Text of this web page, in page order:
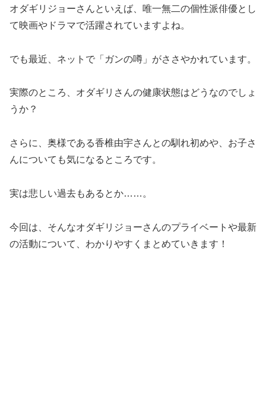
オダギリジョーさんといえば、唯一無二の個性派俳優とし
て映画やドラマで活躍されていますよね。
でも最近、ネットで「ガンの噂」がささやかれています。
実際のところ、オダギリさんの健康状態はどうなのでしょ
うか？
さらに、奥様である香椎由宇さんとの馴れ初めや、お子さ
んについても気になるところです。
実は悲しい過去もあるとか……。
今回は、そんなオダギリジョーさんのプライベートや最新
の活動について、わかりやすくまとめていきます！